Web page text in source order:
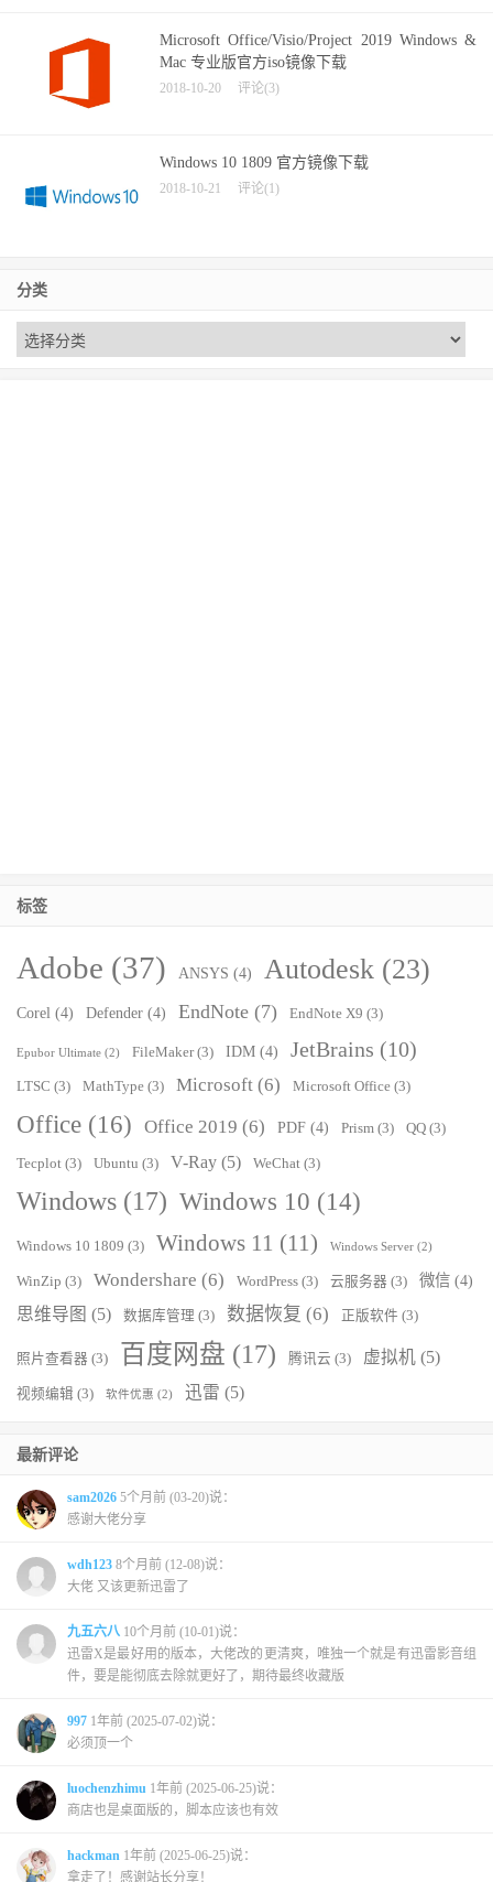
Microsoft Office/Visio/Project 2019 Windows &
Mac 专业版官方iso镜像下载
2018-10-20 评论(3)
Windows 10 1809 官方镜像下载
2018-10-21 评论(1)
分类
标签
Adobe (37) ANSYS (4) Autodesk (23)
Corel (4) Defender (4) EndNote (7) EndNote X9 (3)
Epubor Ultimate (2) FileMaker(3) IDM (4) JetBrains (10)
LTSC (3) MathType (3) Microsoft (6) Microsoft Office (3)
Office (16) Office 2019 (6) PDF (4) Prism (3) QQ (3)
Tecplot (3) Ubuntu (3) V-Ray (5) WeChat (3)
Windows (17) Windows 10 (14)
Windows 10 1809 (3) Windows 11 (11) Windows Server (2)
WinZip (3) Wondershare (6) WordPress (3) 云服务器 (3) 微信 (4)
思维导图 (5) 数据库管理 (3) 数据恢复 (6) 正版软件 (3)
照片查看器 (3) 百度网盘 (17) 腾讯云 (3) 虚拟机 (5)
视频编辑 (3) 软件优惠 (2) 迅雷 (5)
最新评论
sam2026 5个月前 (03-20)说：
感谢大佬分享
wdh123 8个月前 (12-08)说：
大佬 又该更新迅雷了
九五六八 10个月前 (10-01)说：
迅雷X是最好用的版本，大佬改的更清爽，唯独一个就是有迅雷影音组
件，要是能彻底去除就更好了，期待最终收藏版
997 1年前 (2025-07-02)说：
必须顶一个
luochenzhimu 1年前 (2025-06-25)说：
商店也是桌面版的，脚本应该也有效
hackman 1年前 (2025-06-25)说：
拿走了！感谢站长分享！